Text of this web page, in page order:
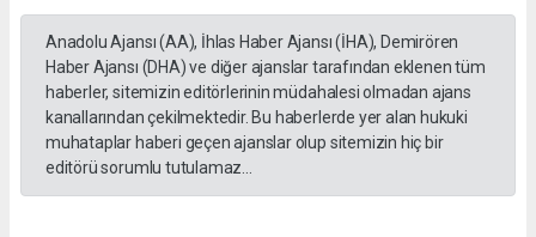
Anadolu Ajansı (AA), İhlas Haber Ajansı (İHA), Demirören
Haber Ajansı (DHA) ve diğer ajanslar tarafından eklenen tüm
haberler, sitemizin editörlerinin müdahalesi olmadan ajans
kanallarından çekilmektedir. Bu haberlerde yer alan hukuki
muhataplar haberi geçen ajanslar olup sitemizin hiç bir
editörü sorumlu tutulamaz...